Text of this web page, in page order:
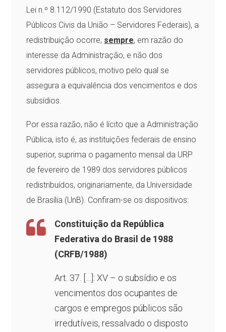
Lei n.º 8.112/1990 (Estatuto dos Servidores
Públicos Civis da União – Servidores Federais), a
redistribuição ocorre, sempre, em razão do
interesse da Administração, e não dos
servidores públicos, motivo pelo qual se
assegura a equivalência dos vencimentos e dos
subsídios.
Por essa razão, não é lícito que a Administração
Pública, isto é, as instituições federais de ensino
superior, suprima o pagamento mensal da URP
de fevereiro de 1989 dos servidores públicos
redistribuídos, originariamente, da Universidade
de Brasília (UnB). Confiram-se os dispositivos:
Constituição da República
Federativa do Brasil de 1988
(CRFB/1988)
Art. 37. […]: XV – o subsídio e os
vencimentos dos ocupantes de
cargos e empregos públicos são
irredutíveis, ressalvado o disposto